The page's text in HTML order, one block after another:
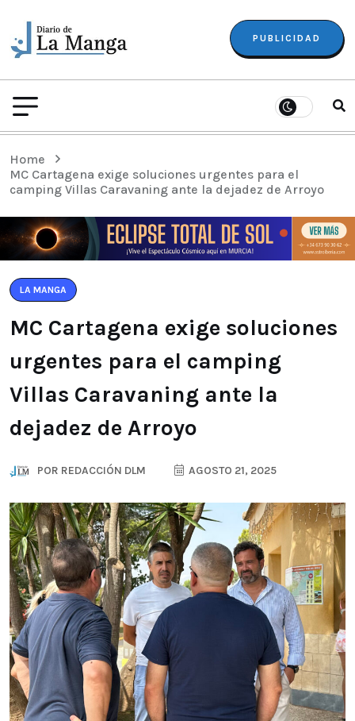
PUBLICIDAD
Home
MC Cartagena exige soluciones urgentes para el
camping Villas Caravaning ante la dejadez de Arroyo
LA MANGA
MC Cartagena exige soluciones
urgentes para el camping
Villas Caravaning ante la
dejadez de Arroyo
POR REDACCIÓN DLM AGOSTO 21, 2025